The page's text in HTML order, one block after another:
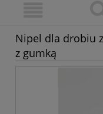
Nipel dla drobiu
z gumką